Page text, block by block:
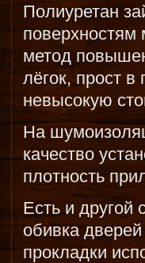
Полиуретан
метод
лёгок, прост
невысокую
На
качество
плотность
Есть и другой
обивка
прокладки